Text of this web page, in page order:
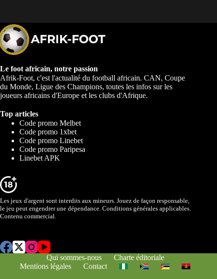
Le foot africain, notre passion
Afrik-Foot, c'est l'actualité du football africain. CAN, Coupe
du Monde, Ligue des Champions, toutes les infos sur les
joueurs africains d'Europe et les clubs d'Afrique.
Top articles
Code promo Melbet
Code promo 1xbet
Code promo Linebet
Code promo Paripesa
Linebet APK
Les jeux d'argent sont interdits aux mineurs. Jouez de façon responsable,
le jeu peut engendrer une dépendance. Conditions générales applicables.
Contenu commercial.
Qui sommes-nous
Charte éditoriale
Mentions légales
Contact